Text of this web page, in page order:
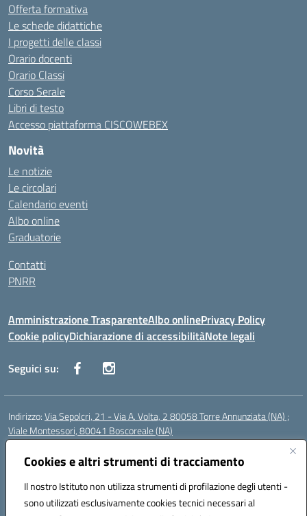
Cookies e altri strumenti di tracciamento
Il nostro Istituto non utilizza strumenti di profilazione degli utenti -
sono utilizzati esclusivamente cookies tecnici necessari al
Offerta formativa
Le schede didattiche
I progetti delle classi
Orario docenti
Orario Classi
Corso Serale
Libri di testo
Accesso piattaforma CISCOWEBEX
Novità
Le notizie
Le circolari
Calendario eventi
Albo online
Graduatorie
Contatti
PNRR
Amministrazione TrasparenteAlbo onlinePrivacy Policy
Cookie policyDichiarazione di accessibilitàNote legali
Seguici su:
Indirizzo:Via Sepolcri, 21 - Via A. Volta, 2 80058 Torre Annunziata (NA) ;
Viale Montessori, 80041 Boscoreale (NA)
Centralino:
Posta elettronica certificata (PEC):nais04100b@pec.istruzione.it
Codice fiscale: 82008750638
Codice meccanografico:NAIS04100B